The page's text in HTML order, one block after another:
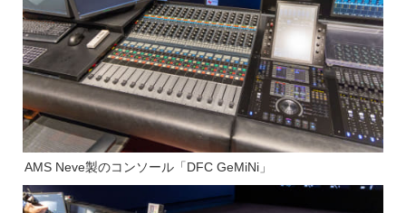
AMS Neve製のコンソール「DFC GeMiNi」